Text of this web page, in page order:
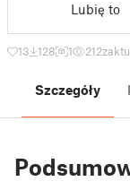
Lubię to
13 128 1 212
Szczegóły